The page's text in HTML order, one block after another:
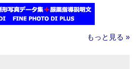
もっと見る »